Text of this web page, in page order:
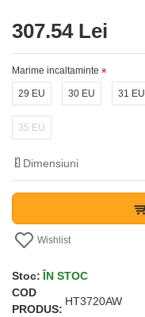
307.54 Lei
Marime incaltaminte
29 EU 30 EU 31 EU
35 EU
Dimensiuni
Wishlist
Stoc: ÎN STOC
COD
PRODUS:
HT3720AW